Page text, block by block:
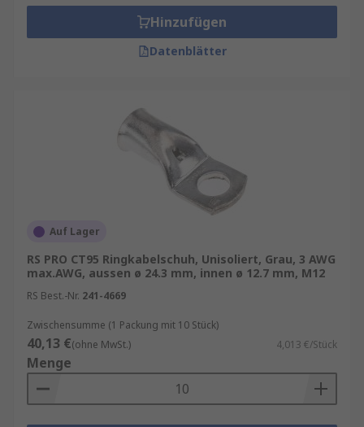
Hinzufügen
Datenblätter
Auf Lager
RS PRO CT95 Ringkabelschuh, Unisoliert, Grau, 3 AWG
max.AWG, aussen ø 24.3 mm, innen ø 12.7 mm, M12
RS Best.-Nr. 241-4669
Zwischensumme (1 Packung mit 10 Stück)
40,13 €(ohne MwSt.) 4,013 €/Stück
Menge